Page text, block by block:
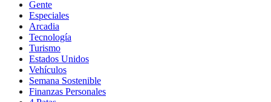
Gente
Especiales
Arcadia
Tecnología
Turismo
Estados Unidos
Vehículos
Semana Sostenible
Finanzas Personales